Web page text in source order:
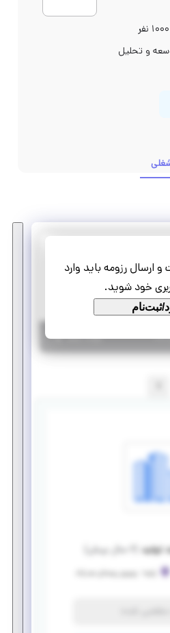
و تحلیل
ارسال رزومه باید وارد
خود شوید.
ثبت‌نام
فرایند تولید
استخدام
شده جزئیات بیشتر
تولید
روبروی روستای صدرآباد